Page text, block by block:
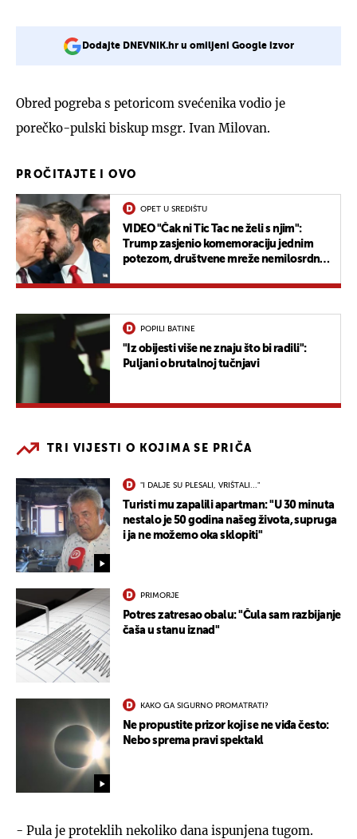
Dodajte DNEVNIK.hr u omiljeni Google izvor
Obred pogreba s petoricom svećenika vodio je
porečko-pulski biskup msgr. Ivan Milovan.
PROČITAJTE I OVO
OPET U SREDIŠTU
VIDEO "Čak ni Tic Tac ne želi s njim":
Trump zasjenio komemoraciju jednim
potezom, društvene mreže nemilosrdno
POPILI BATINE
"Iz obijesti više ne znaju što bi radili":
Puljani o brutalnoj tučnjavi
TRI VIJESTI O KOJIMA SE PRIČA
"I DALJE SU PLESALI, VRIŠTALI..."
Turisti mu zapalili apartman: "U 30 minuta
nestalo je 50 godina našeg života, supruga
i ja ne možemo oka sklopiti"
PRIMORJE
Potres zatresao obalu: "Čula sam razbijanje
čaša u stanu iznad"
KAKO GA SIGURNO PROMATRATI?
Ne propustite prizor koji se ne viđa često:
Nebo sprema pravi spektakl
- Pula je proteklih nekoliko dana ispunjena tugom.